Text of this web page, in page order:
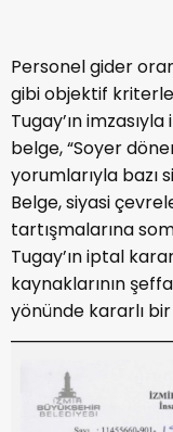
Personel gider
gibi objektif
Tugay’ın
belge, “Soyer
yorumlarıyla bazı
Belge, siyasi
tartışmalarına
Tugay’ın iptal
kaynaklarının
yönünde kararlı